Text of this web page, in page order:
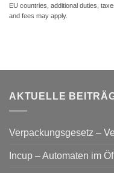
EU countries, additional duties,
and fees may apply.
AKTUELLE
Verpackungsgesetz –
Incup – Automaten im